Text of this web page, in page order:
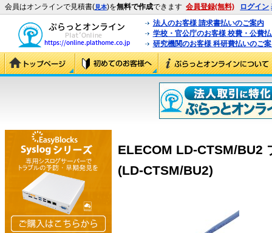
会員はオンラインで見積書(見本)を無料で作成できます 会員登録(無料) ログイン
法人のお客様 請求書払いのご案内
学校・官公庁のお客様 校費・公費
研究機関のお客様 科研費払いのご
ELECOM LD-CTSM/BU2
(LD-CTSM/BU2)